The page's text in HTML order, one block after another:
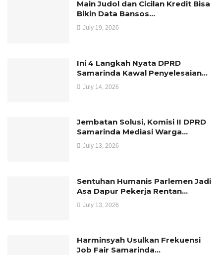
Main Judol dan Cicilan Kredit Bisa
Bikin Data Bansos…
July 19, 2026
Ini 4 Langkah Nyata DPRD
Samarinda Kawal Penyelesaian…
July 14, 2026
Jembatan Solusi, Komisi II DPRD
Samarinda Mediasi Warga…
July 13, 2026
Sentuhan Humanis Parlemen Jadi
Asa Dapur Pekerja Rentan…
July 13, 2026
Harminsyah Usulkan Frekuensi
Job Fair Samarinda…